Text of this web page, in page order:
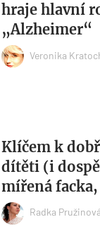
hraje hlavní
„Alzheimer“
Veronika
Klíčem k
dítěti (i
mířená
Radka Pružinová